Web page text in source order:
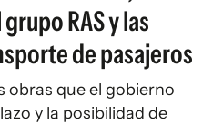
RAS y las
de pasajeros
obras que el gobierno
y la posibilidad de